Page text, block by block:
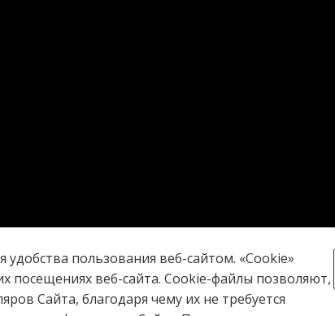
пользования веб-сайтом. «Cookie»
веб-сайта. Cookie-файлы позволяют,
Сайта, благодаря чему их не требуется